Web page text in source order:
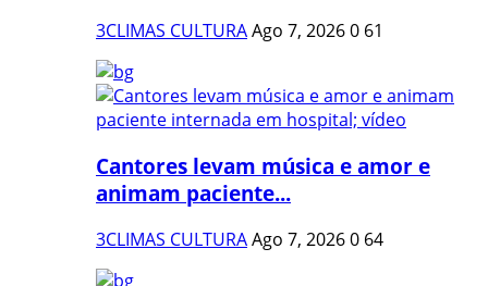
3CLIMAS CULTURAAgo 7, 20260 61
Cantores levam música e amor e
animam paciente...
3CLIMAS CULTURAAgo 7, 20260 64